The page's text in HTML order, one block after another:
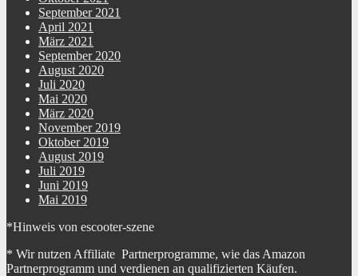
September 2021
April 2021
März 2021
September 2020
August 2020
Juli 2020
Mai 2020
März 2020
November 2019
Oktober 2019
August 2019
Juli 2019
Juni 2019
Mai 2019
*Hinweis von escooter-szene
* Wir nutzen Affiliate Partnerprogramme, wie das Amazon
Partnerprogramm und verdienen an qualifizierten Käufen.